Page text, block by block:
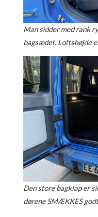
Man sidder med rank
bagsædet. Loftshøjde
Den store bagklap er
dørene SMÆKKES